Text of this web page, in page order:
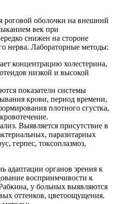
роговой оболочки на внешний
век при
снижен на стороне
нерва. Лабораторные методы:
концентрацию холестерина,
низкой и высокой
показатели системы
крови, период времени,
плотного сгустка,
Выявляется присутствие в
паразитарных
герпес, токсоплазмоз,
адаптации органов зрения к
восприимчивости к
у больных выявляются
оттенков, цветоощущения.